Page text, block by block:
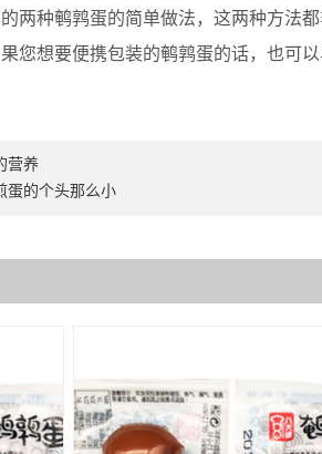
两种鹌鹑蛋的简单做法，这两种方法
您想要便携包装的鹌鹑蛋的话，也可
营养
蛋的个头那么小